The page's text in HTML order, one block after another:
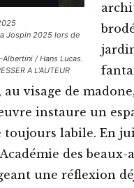
Jospin 2025 lors de
/ Hans Lucas.
A L’AUTEUR
au visage de
instaure un
labile. En
des
une réflexion